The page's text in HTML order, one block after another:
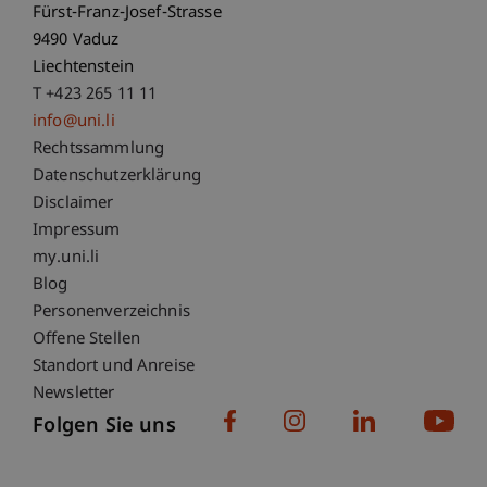
Fürst-Franz-Josef-Strasse
9490 Vaduz
Liechtenstein
T +423 265 11 11
info@uni.li
Fußzeile Rechtliche Hinweise
Rechtssammlung
Datenschutzerklärung
Disclaimer
Impressum
Fußzeile Subdomain-Verzeichnis
my.uni.li
Blog
Personenverzeichnis
Offene Stellen
Standort und Anreise
Newsletter
Folgen Sie uns